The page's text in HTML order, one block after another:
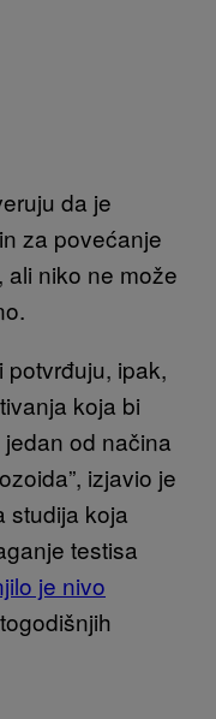
da je
za povećanje
ali niko ne može
potvrđuju, ipak,
koja bi
od načina
izjavio je
studija koja
testisa
je nivo